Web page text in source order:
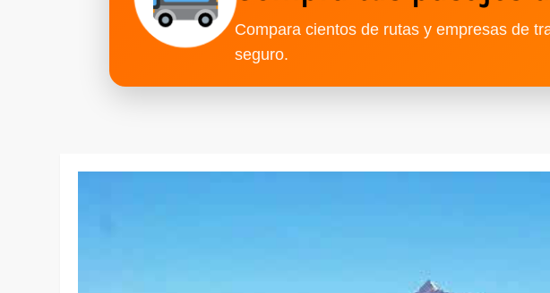
Compara cientos de rutas y empresas de
seguro.